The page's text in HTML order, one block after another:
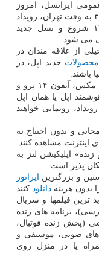
ایرانسل، امروز
چهارشنبه ۱۶ شهریور ۱۴۰۱، از ساعت ۲۱: ۳۰ به وقت تهران، رویداد
شرکت اپل برای معرفی خانواده آیفون ۱۴ شروع و نسل جدید
می شود.
از علاقه مندان در
محصولات جدید اپل، در
باشند.
بنا بر اعلام منابع خبری، آیفون ۱۴، آیفون ۱۴ مکس، آیفون ۱۴ پرو و
و نیز سری ۸ ساعت هوشمند اپل یا همان اپل
رونمایی خواهند
و بدون احتیاج به
اینترنت مشاهده کنند.
اپلیکیشن لنز به
و بزرگترین
اپراتور
بدون هزینه دانلودکنند
ترین فیلمها و سریال
برنامه های زنده
(پخش زنده فوتبال،
صوتی، موسیقی و
یا در منزل روی